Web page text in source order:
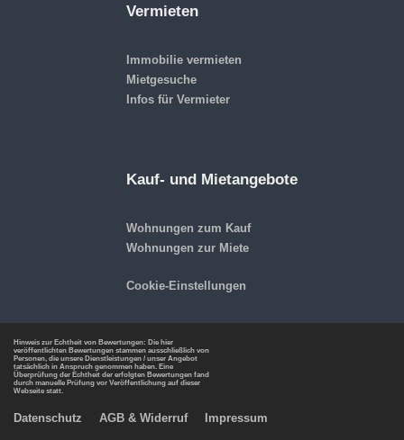
Vermieten
Immobilie vermieten
Mietgesuche
Infos für Vermieter
Kauf- und Mietangebote
Wohnungen zum Kauf
Wohnungen zur Miete
Cookie-Einstellungen
Hinweis zur Echtheit von Bewertungen: Die hier
veröffentlichten Bewertungen stammen ausschließlich von
Personen, die unsere Dienstleistungen / unser Angebot
tatsächlich in Anspruch genommen haben. Eine
Überprüfung der Echtheit der erfolgten Bewertungen fand
durch manuelle Prüfung vor Veröffentlichung auf dieser
Webseite statt.
Datenschutz AGB & Widerruf Impressum